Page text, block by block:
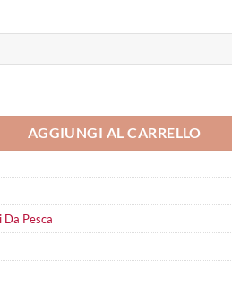
AGGIUNGI AL CARRELLO
Da Pesca